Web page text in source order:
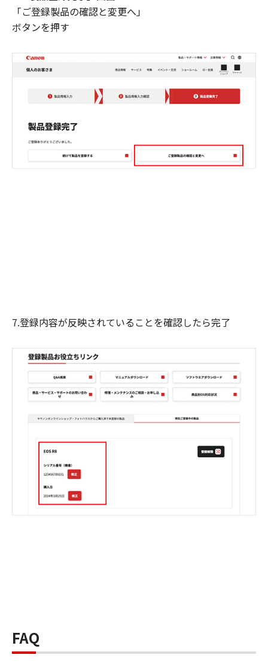
「ご登録製品の確認と変更へ」
ボタンを押す
7.登録内容が反映されていることを確認したら完了
FAQ